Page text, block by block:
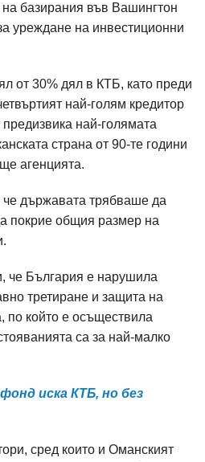
базирания във Вашингтон
уреждане на инвестиционни
от 30% дял в КТБ, като преди
най-голям кредитор
най-голямата
страна от 90-те години
агенцията.
държавата трябваше да
покрие общия размер на
че България е нарушила
третиране и защита на
по който е осъществила
са за най-малко
иска КТБ, но без
сред които и Оманският